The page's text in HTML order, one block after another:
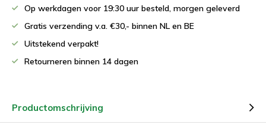
Op werkdagen voor 19:30 uur besteld, morgen geleverd
Gratis verzending v.a. €30,- binnen NL en BE
Uitstekend verpakt!
Retourneren binnen 14 dagen
Productomschrijving